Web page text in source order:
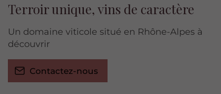
Terroir unique, vins de caractère
Un domaine viticole situé en Rhône-Alpes à
découvrir
Contactez-nous